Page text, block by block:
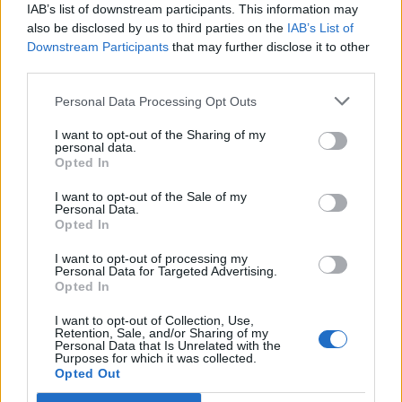
IAB’s list of downstream participants. This information may
also be disclosed by us to third parties on the IAB’s List of
Downstream Participants that may further disclose it to other
Personal Data Processing Opt Outs
I want to opt-out of the Sharing of my
personal data.
Opted In
I want to opt-out of the Sale of my
Personal Data.
Opted In
I want to opt-out of processing my
Personal Data for Targeted Advertising.
Opted In
I want to opt-out of Collection, Use,
Retention, Sale, and/or Sharing of my
Personal Data that Is Unrelated with the
Purposes for which it was collected.
Opted Out
Legutóbb is innen pattant vissza 12000 fölé.... sokan mehetnek át
a kicsik közül Molba és Otp-be is...ez is szorítja lefelé....egy jó
2026. 07. 21. 16:00
#177995
Most már csak 11500 körül keresném a vételt....legalább is én ott
Molt még tépik, Otp is pattant a bankvétel hírére....ezzel kell
visszafogni a Bux-ot...de majd fordul,amikor a másik kettőt adni
BUX index, BUX határidő, BÉT!
Én 150 000 buxot várok, ha minden blue elmegy célárig...a ? csak
az ez mennyi idő...lehet már a héten megcsinálják benne és utána
lecsorgás, vagy még ezen a szinten gyűjtögetés 1-2 hétig és
utána...igaz én a tegnapi és a mai vételemből 26 k. már